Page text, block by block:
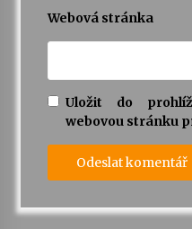
Webová stránka
Uložit do
webovou stránku